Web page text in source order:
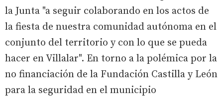
la Junta "a seguir colaborando en los actos de
la fiesta de nuestra comunidad autónoma en el
conjunto del territorio y con lo que se pueda
hacer en Villalar". En torno a la polémica por la
no financiación de la Fundación Castilla y León
para la seguridad en el municipio